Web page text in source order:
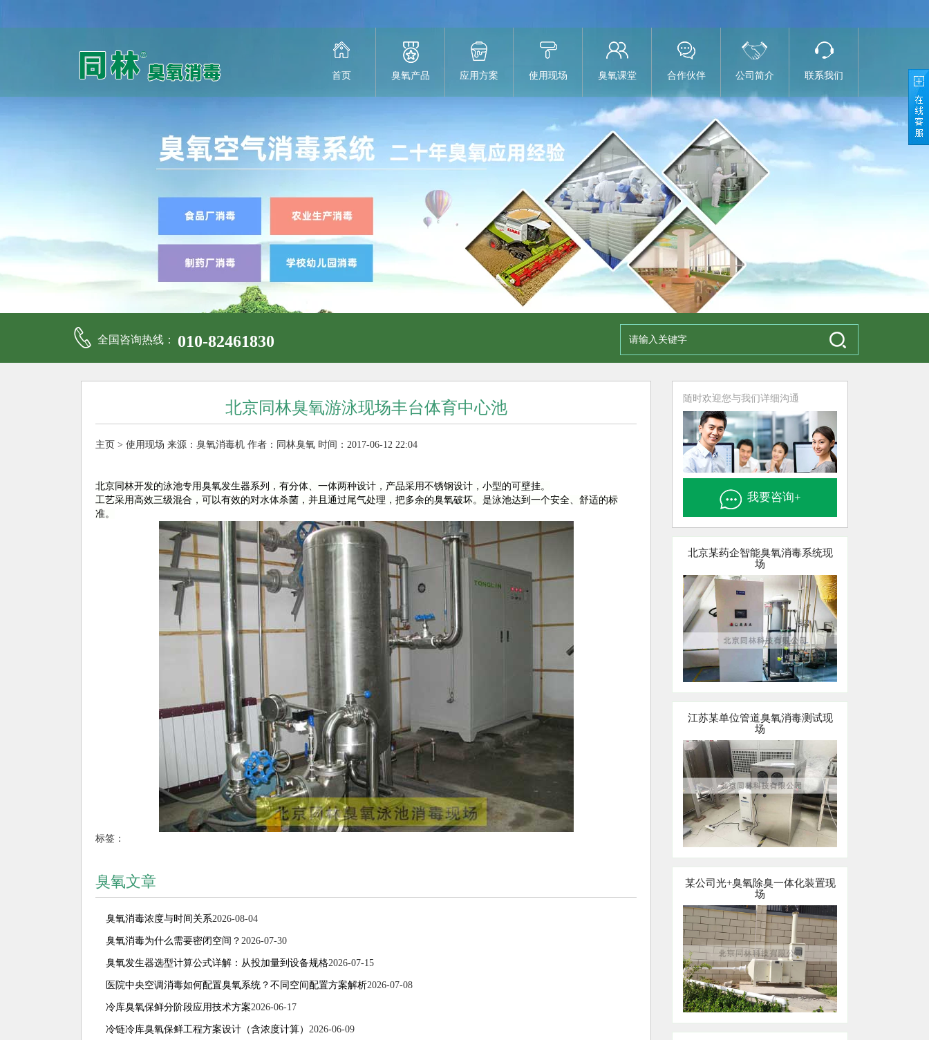
首页 臭氧产品 应用方案 使用现场 臭氧课堂 合作伙伴 公司简介 联系我们
全国咨询热线： 010-82461830
北京同林臭氧游泳现场丰台体育中心池
主页 > 使用现场 来源： 臭氧消毒机 作者：同林臭氧 时间：2017-06-12 22:04
北京同林开发的泳池专用臭氧发生器系列，有分体、一体两种设计，产品采用不锈钢设计，小型的可壁挂。
工艺采用高效三级混合，可以有效的对水体杀菌，并且通过尾气处理，把多余的臭氧破坏。是泳池达到一个安全、舒适的标
准。
标签：
臭氧文章
臭氧消毒浓度与时间关系2026-08-04
臭氧消毒为什么需要密闭空间？ 2026-07-30
臭氧发生器选型计算公式详解：从投加量到设备规格2026-07-15
医院中央空调消毒如何配置臭氧系统？不同空间配置方案解析2026-07-08
冷库臭氧保鲜分阶段应用技术方案2026-06-17
冷链冷库臭氧保鲜工程方案设计（含浓度计算） 2026-06-09
随时欢迎您与我们详细沟通
我要咨询+
北京某药企智能臭氧消毒系统现
场
江苏某单位管道臭氧消毒测试现
场
某公司光+臭氧除臭一体化装置现
场